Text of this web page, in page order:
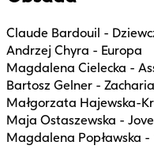
Claude Bardouil -
Andrzej Chyra - Europa
Magdalena Cielecka -
Bartosz Gelner -
Małgorzata Hajewska-
Maja Ostaszewska -
Magdalena Popławska